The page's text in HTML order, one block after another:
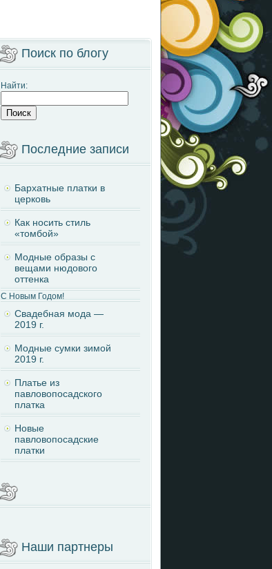
Поиск по блогу
Найти:
Последние записи
Бархатные платки в
церковь
Как носить стиль
«томбой»
Модные образы с
вещами нюдового
оттенка
С Новым Годом!
Свадебная мода —
2019 г.
Модные сумки зимой
2019 г.
Платье из
павловопосадского
платка
Новые
павловопосадские
платки
Наши партнеры